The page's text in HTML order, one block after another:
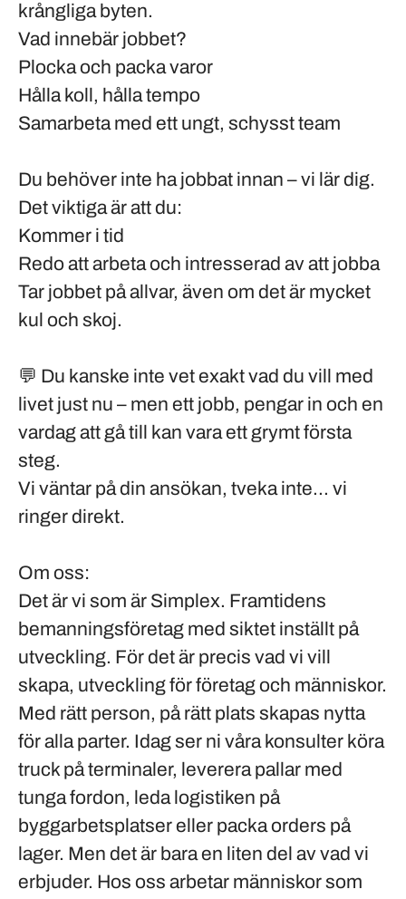
krångliga byten.
Vad innebär jobbet?
Plocka och packa varor
Hålla koll, hålla tempo
Samarbeta med ett ungt, schysst team
Du behöver inte ha jobbat innan – vi lär dig.
Det viktiga är att du:
Kommer i tid
Redo att arbeta och intresserad av att jobba
Tar jobbet på allvar, även om det är mycket
kul och skoj.
💬 Du kanske inte vet exakt vad du vill med
livet just nu – men ett jobb, pengar in och en
vardag att gå till kan vara ett grymt första
steg.
Vi väntar på din ansökan, tveka inte... vi
ringer direkt.
Om oss:
Det är vi som är Simplex. Framtidens
bemanningsföretag med siktet inställt på
utveckling. För det är precis vad vi vill
skapa, utveckling för företag och människor.
Med rätt person, på rätt plats skapas nytta
för alla parter. Idag ser ni våra konsulter köra
truck på terminaler, leverera pallar med
tunga fordon, leda logistiken på
byggarbetsplatser eller packa orders på
lager. Men det är bara en liten del av vad vi
erbjuder. Hos oss arbetar människor som